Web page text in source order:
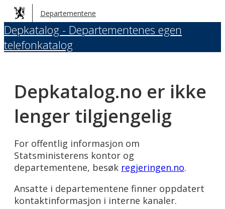
Hopp
til
hovedinnhold
Departementene
Depkatalog - Departementenes egen
telefonkatalog
Depkatalog.no er ikke
lenger tilgjengelig
For offentlig informasjon om
Statsministerens kontor og
departementene, besøk regjeringen.no.
Ansatte i departementene finner oppdatert
kontaktinformasjon i interne kanaler.